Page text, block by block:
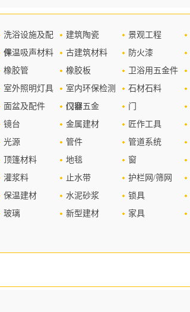
洗浴设施及配
件
建筑陶瓷 景观工程
保温吸声材料 古建筑材料 防火漆
橡胶管 橡胶板 卫浴用五金件
室外照明灯具
室内环保检测
仪器
石材石料
面盆及配件 门窗五金 门
镜台 金属建材 匠作工具
光源 管件 管道系统
顶篷材料 地毯 窗
灌浆料 止水带 护栏网/筛网
保温建材 水泥砂浆 锁具
玻璃 新型建材 家具